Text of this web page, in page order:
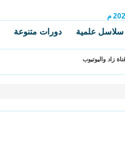
م
سلاسل علمية دورات متنوعة
زاد واليوتيوب